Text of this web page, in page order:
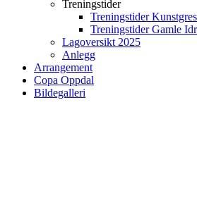
Treningstider
Treningstider
Treningstider Gamle
Lagoversikt 2025
Anlegg
Arrangement
Copa Oppdal
Bildegalleri